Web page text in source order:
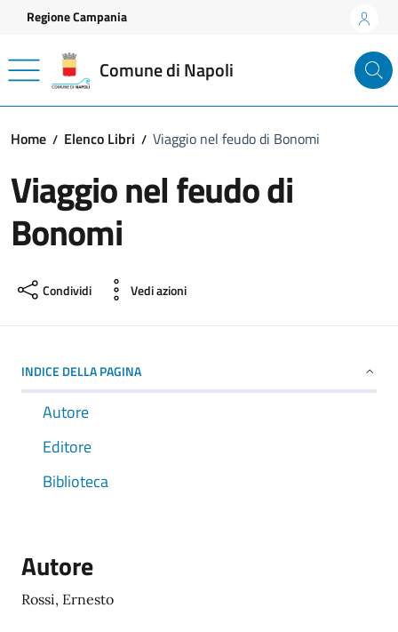
Vai ai contenuti
Vai al footer
Regione Campania
Comune di Napoli
Home Elenco Libri Viaggio nel feudo di Bonomi
Viaggio nel feudo di
Bonomi
Condividi Vedi azioni
INDICE DELLA PAGINA
Autore
Editore
Biblioteca
Autore
Rossi, Ernesto